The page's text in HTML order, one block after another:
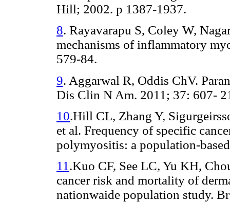
Hill; 2002. p 1387-1937.
8. Rayavarapu S, Coley W,
mechanisms of inflammatory
579-84.
9. Aggarwal R, Oddis ChV.
Dis Clin N Am. 2011; 37: 607-
10.Hill CL, Zhang Y,
et al. Frequency of specific
polymyositis: a population-
11 .Kuo CF, See LC, Yu KH,
cancer risk and mortality of
nationwaide population study. Br